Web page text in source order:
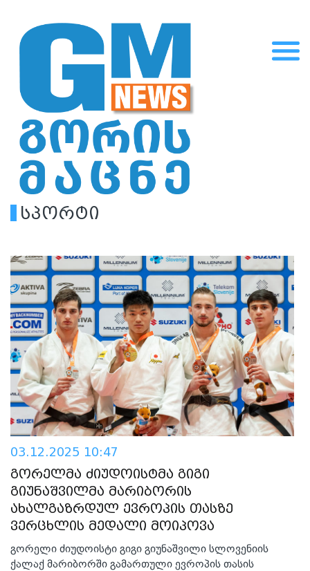
სპორტი
03.12.2025 10:47
გორელმა ძიუდოისტმა გიგი
გიუნაშვილმა მარიბორის
ახალგაზრდულ ევროპის თასზე
ვერცხლის მედალი მოიპოვა
გორელი ძიუდოისტი გიგი გიუნაშვილი სლოვენიის
ქალაქ მარიბორში გამართული ევროპის თასის